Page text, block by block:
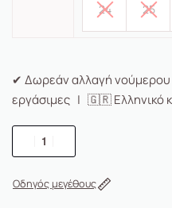
24 25
✔ Δωρεάν αλλαγή
εργάσιμες | 🇬🇷 Ελληνικό
Οδηγός μεγέθους